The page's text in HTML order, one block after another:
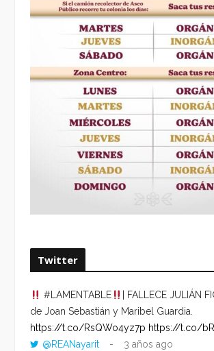
Twitter
#LAMENTABLE
| FALLECE JULIÁN
de Joan Sebastián y Maribel Guardia.
https://t.co/RsQWo4yz7p https://t.co/
@REANayarit
3 años ago